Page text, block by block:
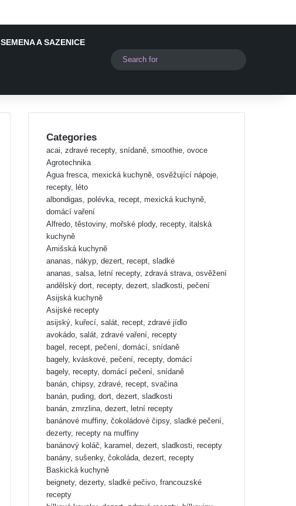
SEMENA A SAZENICE
Switch skin
Categories
acai, zdravé recepty, snídaně, smoothie, ovoce
Agrotechnika
Agua fresca, mexická kuchyně, osvěžující nápoje,
recepty, léto
albondigas, polévka, recept, mexická kuchyně,
domácí vaření
Alfredo, těstoviny, mořské plody, recepty, italská
kuchyně
Amišská kuchyně
ananas, nákyp, dezert, recept, sladké
ananas, salsa, letní recepty, zdravá strava, osvěžení
andělský dort, recepty, dezert, sladkosti, pečení
Asijská kuchyně
Asijské recepty
asijský, kuřecí, salát, recept, zdravé jídlo
avokádo, salát, zdravé vaření, recepty
bagel, recept, pečení, domácí, snídaně
bagely, kváskové, pečení, recepty, domácí
bagely, recepty, domácí pečení, snídaně
banán, chipsy, zdravé, recept, svačina
banán, puding, dort, dezert, sladkosti
banán, zmrzlina, dezert, letní recepty
banánové muffiny, čokoládové čipsy, sladké pečení,
dezerty, recepty na muffiny
banánový koláč, karamel, dezert, sladkosti, recepty
banány, sušenky, čokoláda, dezert, recepty
Baskická kuchyně
beignety, dezerty, sladké pečivo, francouzské
recepty